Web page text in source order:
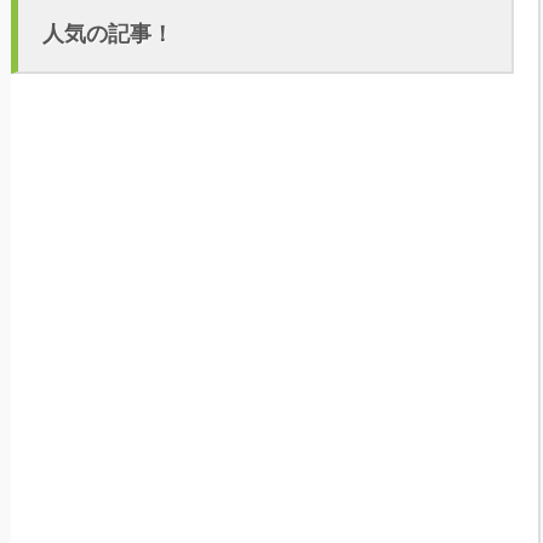
人気の記事！